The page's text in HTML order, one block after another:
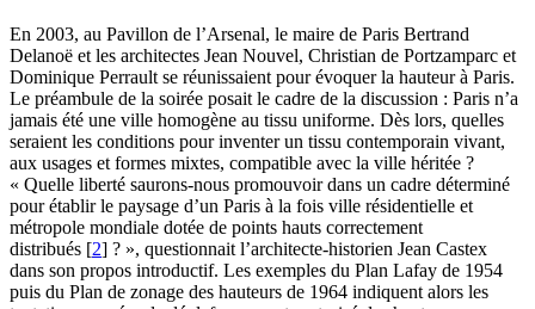
En 2003, au Pavillon de l’Arsenal, le maire de Paris Bertrand
Delanoë et les architectes Jean Nouvel, Christian de Portzamparc et
Dominique Perrault se réunissaient pour évoquer la hauteur à Paris.
Le préambule de la soirée posait le cadre de la discussion : Paris n’a
jamais été une ville homogène au tissu uniforme. Dès lors, quelles
seraient les conditions pour inventer un tissu contemporain vivant,
aux usages et formes mixtes, compatible avec la ville héritée ?
« Quelle liberté saurons-nous promouvoir dans un cadre déterminé
pour établir le paysage d’un Paris à la fois ville résidentielle et
métropole mondiale dotée de points hauts correctement
distribués [2] ? », questionnait l’architecte-historien Jean Castex
dans son propos introductif. Les exemples du Plan Lafay de 1954
puis du Plan de zonage des hauteurs de 1964 indiquent alors les